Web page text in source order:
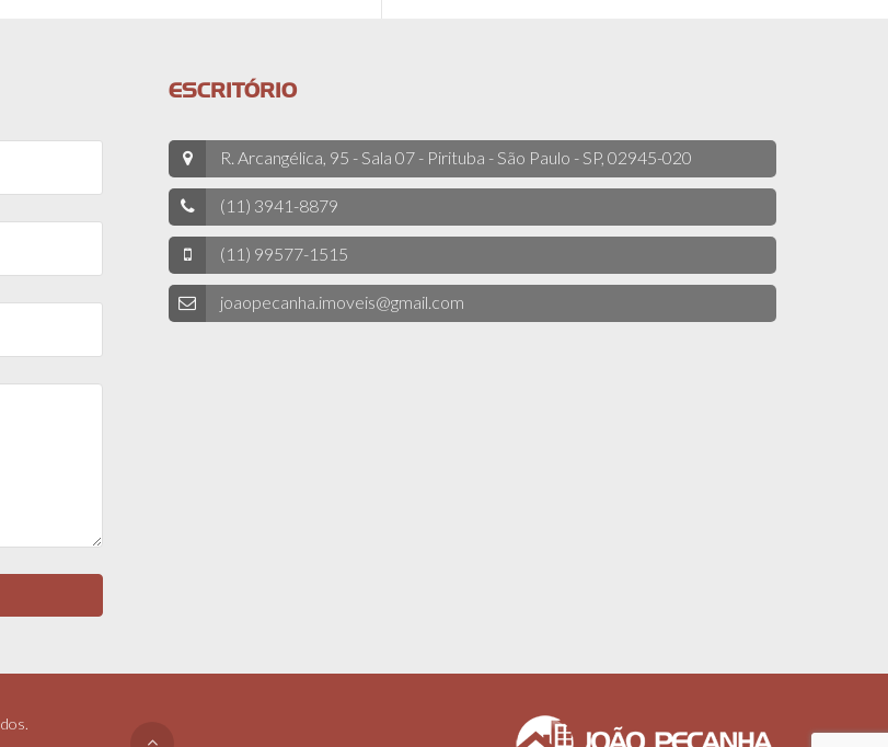
ESCRITÓRIO
R. Arcangélica, 95 - Sala 07 - Pirituba - São Paulo - SP, 02945-020
(11) 3941-8879
(11) 99577-1515
joaopecanha.imoveis@gmail.com